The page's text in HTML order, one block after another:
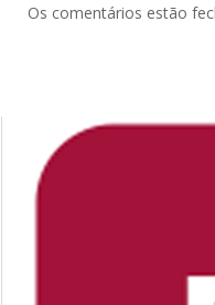
Os comentários estão